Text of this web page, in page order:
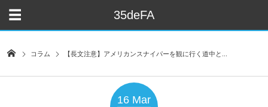
35deFA
コラム 【長文注意】アメリカンスナイパーを観に行く道中と...
16 Mar